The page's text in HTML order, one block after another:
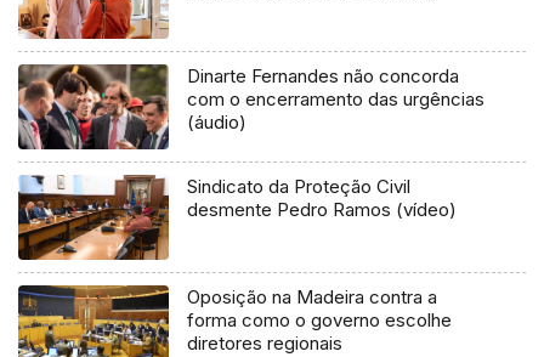
Dinarte Fernandes não concorda
com o encerramento das urgências
(áudio)
Sindicato da Proteção Civil
desmente Pedro Ramos (vídeo)
Oposição na Madeira contra a
forma como o governo escolhe
diretores regionais